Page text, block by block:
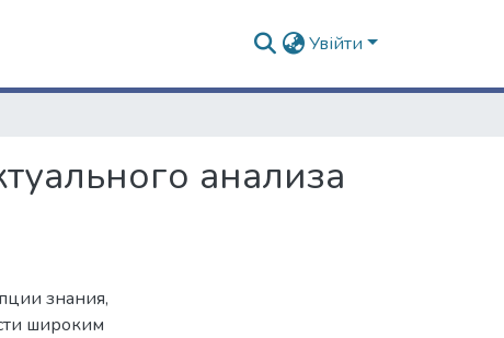
Увійти
анализа
знания,
широким